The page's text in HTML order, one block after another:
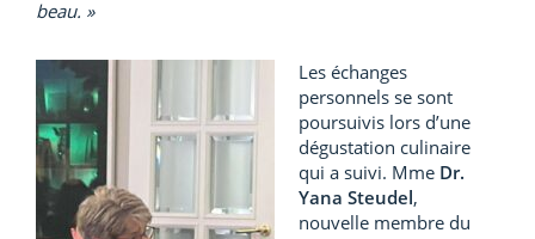
beau. »
Les échanges
personnels se sont
poursuivis lors d’une
dégustation culinaire
qui a suivi. Mme Dr.
Yana Steudel,
nouvelle membre du